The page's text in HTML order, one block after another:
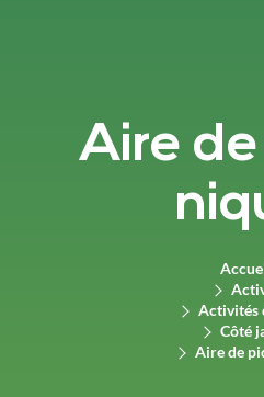
Aire
Activités
Côté
Aire de